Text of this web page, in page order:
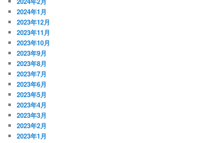
2024年1月
2023年12月
2023年11月
2023年10月
2023年9月
2023年8月
2023年7月
2023年6月
2023年5月
2023年4月
2023年3月
2023年2月
2023年1月